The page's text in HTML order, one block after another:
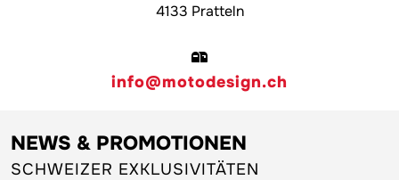
4133 Pratteln
info@motodesign.ch
NEWS & PROMOTIONEN
SCHWEIZER EXKLUSIVITÄTEN